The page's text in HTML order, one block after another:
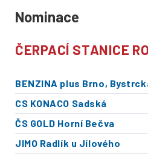
Nominace
ČERPACÍ STANICE
BENZINA plus Brno,
CS KONACO Sadská
ČS GOLD Horní Bečva
JIMO Radlík u Jílového